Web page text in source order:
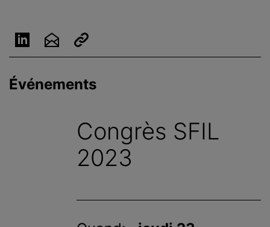
Événements
Congrès SFIL
2023